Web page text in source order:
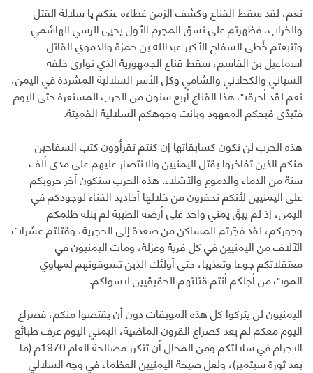
نعم، لقد سقط القناع وكشف الزمن غطاءه عنكم يا سلالة القتل
والخراب، فظهرتم على نسق المجرم الأول يحيى الرسي الهاشمي
وتتبعتم خُطى السفاح الأكبر عبدالله بن حمزة والدموي القاتل
اسماعيل بن القاسم، سقط قناع الجمهورية الذي توارى خلفه
السياني والكحلاني والشامي وكل الأسر السلالية المشردة في اليمن،
نعم لقد أحرقت هذا القناع أربع سنون من الحرب المستعرة حتى اليوم
فتبدّى قبحكم المعهود وبانت وجوهكم السلالية القميئة.
هذه الحرب لن تكون كسابقاتها إن كنتم تقرأوون كتب السفاحين
منكم الذين تفاخروا بقتل اليمنيين والانتصار عليهم على مدى ألف
سنة من الدماء والدموع والأشلاء. هذه الحرب ستكون آخر حروبكم
على اليمنيين لأنكم تحفرون من خلالها أخاديد الفناء لوجودكم في
اليمن، إذ لم يبقَ يمني واحد على أرضه الطيبة لم ينله ظلمكم
وجوركم، لقد فجّرتم المساكن من صعدة إلى الحجرية، وقتلتم عشرات
الآلاف من اليمنيين في كل قرية وعزلة، ومات اليمنيون في
معتقلاتكم جوعا وتعذيبا، حتى أولئك الذين تسوقونهم لمهاوي
الموت من أجلكم أنتم قتلتهم الحقيقيين لاسواكم.
اليمنيون لن يتركوا كل هذه الموبقات دون أن يقتصوا منكم، فصراع
اليوم معكم لم يعد كصراع القرون الماضية، اليمني اليوم عرف طبائع
الاجرام في سلالتكم ومن المحال أن تتكرر مصالحة العام 1970م (ما
بعد ثورة سبتمبر)، ولعل صيحة اليمنيين العظماء في وجه السلالي